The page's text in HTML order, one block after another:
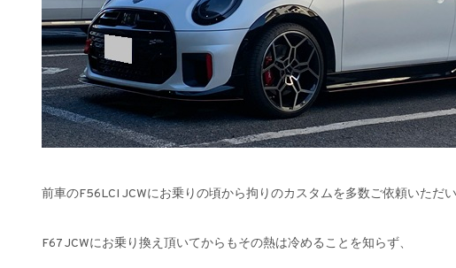
前車のF56LCI JCWにお乗りの頃から拘りのカスタムを多数ご依頼いただ
F67 JCWにお乗り換え頂いてからもその熱は冷めることを知らず、